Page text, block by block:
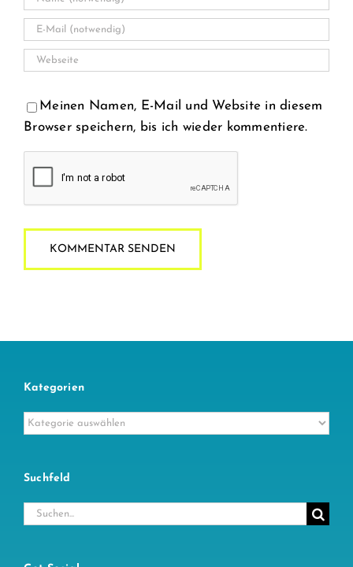
Meinen Namen, E-Mail und Website in diesem
Browser speichern, bis ich wieder kommentiere.
Kategorien
Kategorien
Suchfeld
Suche